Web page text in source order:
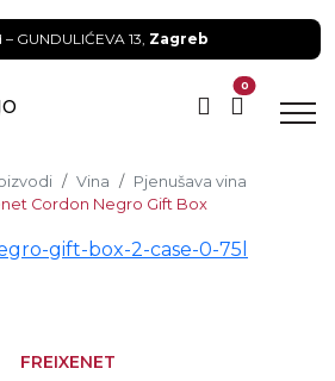
GUNDULIĆEVA 13, Zagreb
0
Vina
Pjenušava vina
Cordon Negro Gift Box
FREIXENET